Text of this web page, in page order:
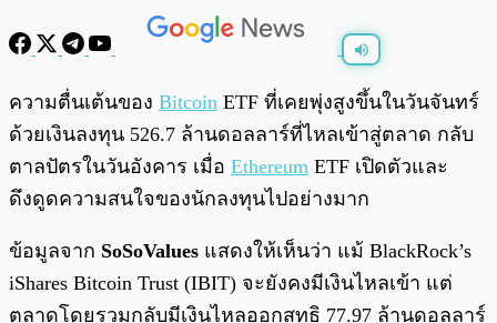
พร้อมเล่น 0:00 / 0:00
ความตื่นเต้นของ Bitcoin ETF ที่เคยพุ่งสูงขึ้นในวันจันทร์
ด้วยเงินลงทุน 526.7 ล้านดอลลาร์ที่ไหลเข้าสู่ตลาด กลับ
ตาลปัตรในวันอังคาร เมื่อ Ethereum ETF เปิดตัวและ
ดึงดูดความสนใจของนักลงทุนไปอย่างมาก
ข้อมูลจาก SoSoValues แสดงให้เห็นว่า แม้ BlackRock’s
iShares Bitcoin Trust (IBIT) จะยังคงมีเงินไหลเข้า แต่
ตลาดโดยรวมกลับมีเงินไหลออกสุทธิ 77.97 ล้านดอลลาร์